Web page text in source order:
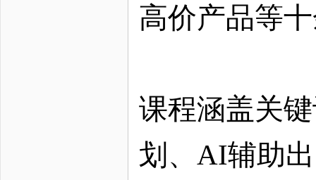
高价产品等
课程涵盖关
划、 AI辅助